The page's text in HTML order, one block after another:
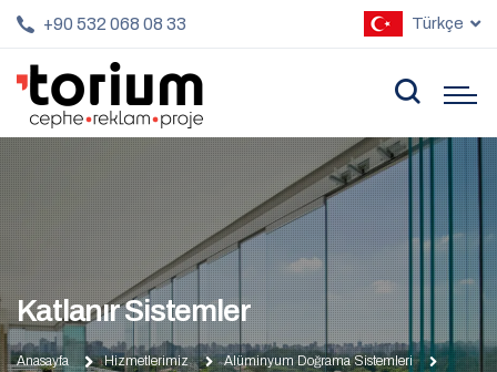
+90 532 068 08 33 Türkçe
Katlanır Sistemler
Anasayfa Hizmetlerimiz
Alüminyum Doğrama Sistemleri